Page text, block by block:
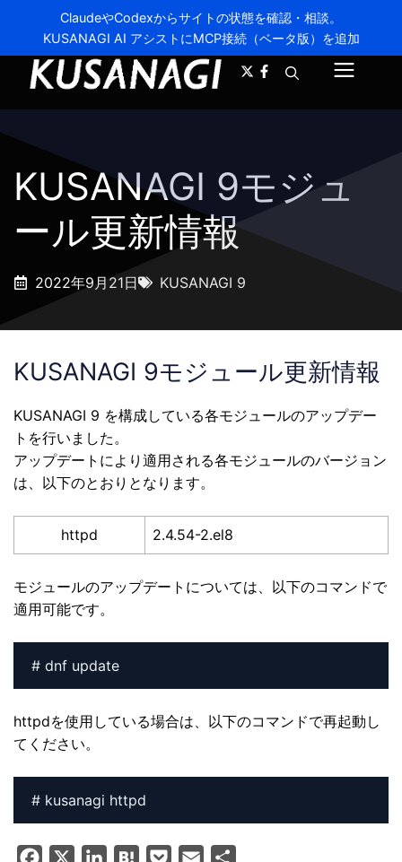
ClaudeやCodexからサイトの状態を確認・相談。
KUSANAGI AI アシストにMCP接続（ベータ版）を追加
ニ
KUSANAGI 9モジュ
ール更新情報
2022年9月21日 KUSANAGI 9
KUSANAGI 9モジュール更新情報
KUSANAGI 9 を構成している各モジュールのアップデー
トを行いました。
アップデートにより適用される各モジュールのバージョン
は、以下のとおりとなります。
httpd 2.4.54-2.el8
モジュールのアップデートについては、以下のコマンドで
適用可能です。
# dnf update
httpdを使用している場合は、以下のコマンドで再起動し
てください。
# kusanagi httpd
A- A+